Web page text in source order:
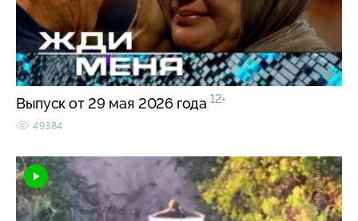
Выпуск от 29 мая 2026 года 12+
49384